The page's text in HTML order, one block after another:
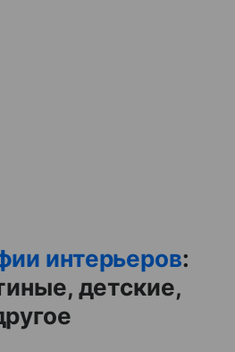
интерьеров:
детские,